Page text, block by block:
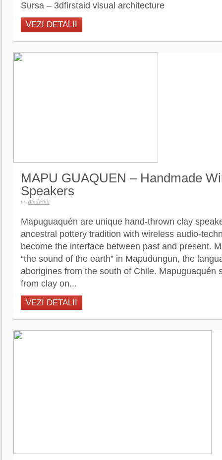
Sursa – 3dfirstaid visual architecture
VEZI DETALII
MAPU GUAQUEN – Handmade
Speakers
by Bindiribli
Mapuguaquén are unique hand-thrown clay
ancestral pottery tradition with wireless audio-
become the interface between past and present.
“the sound of the earth” in Mapudungun, the
aborigines from the south of Chile. Mapuguaquén
from clay on...
VEZI DETALII